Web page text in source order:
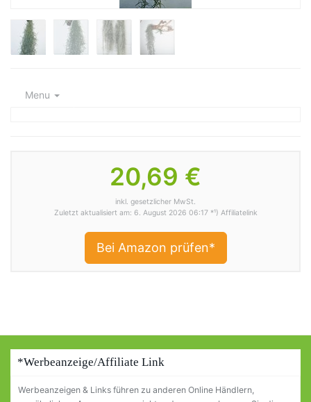
Menu
20,69 €
inkl. gesetzlicher MwSt.
Zuletzt aktualisiert am: 6. August 2026 06:17 *¹) Affiliatelink
Bei Amazon prüfen*
*Werbeanzeige/Affiliate Link
Werbeanzeigen & Links führen zu anderen Online Händlern,